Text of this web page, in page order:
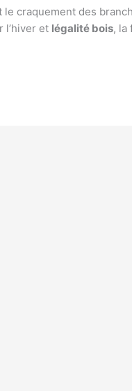
craquement des
l’hiver et légalité bois, la